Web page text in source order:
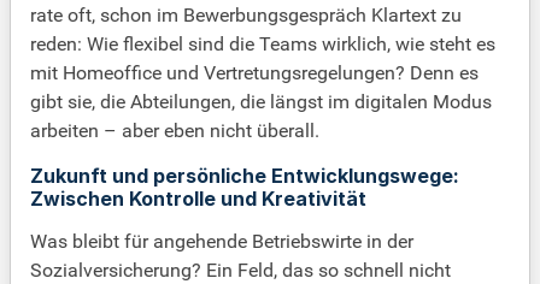
rate oft, schon im Bewerbungsgespräch Klartext zu
reden: Wie flexibel sind die Teams wirklich, wie steht es
mit Homeoffice und Vertretungsregelungen? Denn es
gibt sie, die Abteilungen, die längst im digitalen Modus
arbeiten – aber eben nicht überall.
Zukunft und persönliche Entwicklungswege:
Zwischen Kontrolle und Kreativität
Was bleibt für angehende Betriebswirte in der
Sozialversicherung? Ein Feld, das so schnell nicht